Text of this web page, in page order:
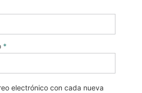
*
electrónico con cada nueva